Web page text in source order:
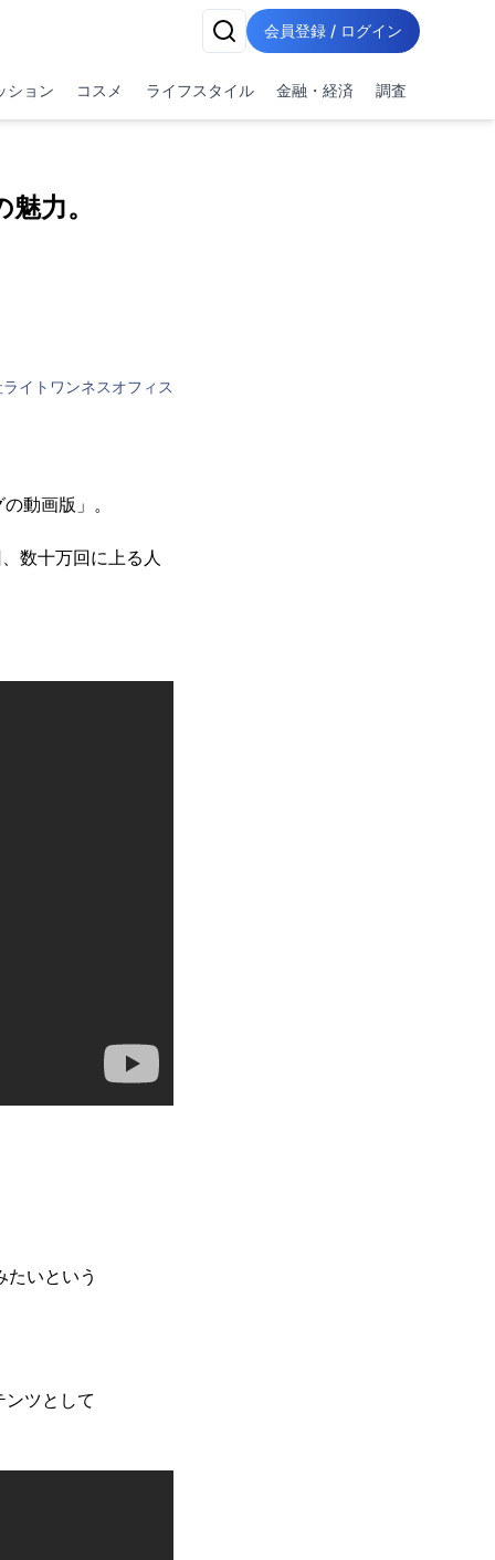
会員登録 / ログイン
ション コスメ ライフスタイル 金融・経済 調査
力。
イトワンネスオフィス
動画版」。
数十万回に上る人
いという
ツとして